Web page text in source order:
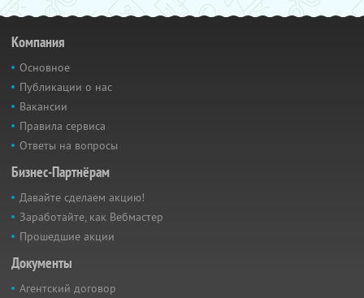
Компания
Основное
Публикации о нас
Вакансии
Правила сервиса
Ответы на вопросы
Бизнес-Партнёрам
Давайте сделаем акцию!
Заработайте, как Вебмастер
Прошедшие акции
Документы
Агентский договор